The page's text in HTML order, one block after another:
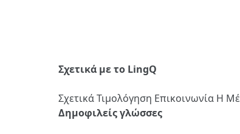
Σχετικά με το LingQ
ΣχετικάΤιμολόγηση Επικοινωνία Η
Δημοφιλείς γλώσσες